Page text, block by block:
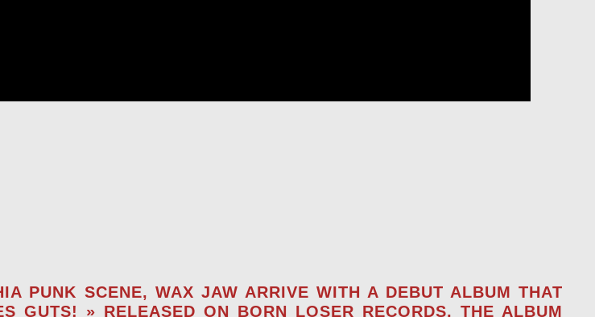
PUNK SCENE, WAX JAW ARRIVE WITH A DEBUT ALBUM THAT
» RELEASED ON BORN LOSER RECORDS, THE ALBUM